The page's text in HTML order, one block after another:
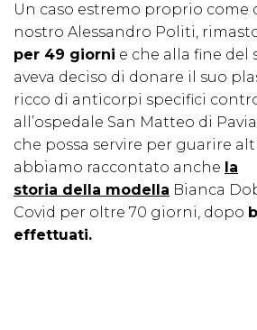
Un caso estremo proprio come
nostro Alessandro Politi,
per 49 giorni e che alla fine del
aveva deciso di donare il suo
ricco di anticorpi specifici
all’ospedale San Matteo di
che possa servire per guarire
abbiamo raccontato anche la
storia della modella Bianca
Covid per oltre 70 giorni, dopo
effettuati.